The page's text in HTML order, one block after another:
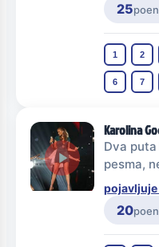
25
1 2
6 7
Karolina
Dva
pesma,
pojavljuje
20